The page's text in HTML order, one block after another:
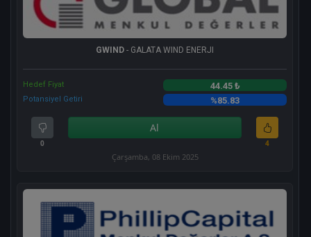
GWIND - GALATA WIND ENERJI
Hedef Fiyat 44.45 ₺
Potansiyel Getiri %85.83
0
Al
4
Çarşamba, 08 Ekim 2025